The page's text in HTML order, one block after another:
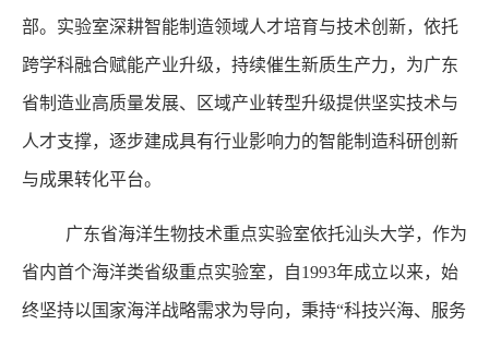
部。实验室深耕智能制造领域人才培育与技术创新，依托
跨学科融合赋能产业升级，持续催生新质生产力，为广东
省制造业高质量发展、区域产业转型升级提供坚实技术与
人才支撑，逐步建成具有行业影响力的智能制造科研创新
与成果转化平台。
广东省海洋生物技术重点实验室依托汕头大学，作为
省内首个海洋类省级重点实验室，自1993年成立以来，始
终坚持以国家海洋战略需求为导向，秉持“科技兴海、服务